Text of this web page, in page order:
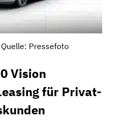
Pressefoto
Vision
für Privat-